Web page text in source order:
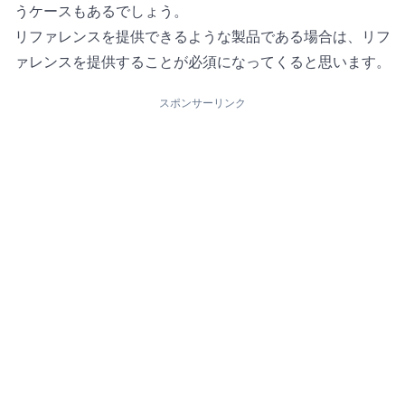
うケースもあるでしょう。
リファレンスを提供できるような製品である場合は、リフ
ァレンスを提供することが必須になってくると思います。
スポンサーリンク